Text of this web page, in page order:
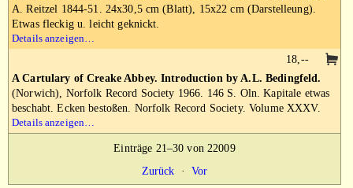
A. Reitzel 1844-51. 24x30,5 cm (Blatt), 15x22 cm (Darstelleung).
Etwas fleckig u. leicht geknickt.
Details anzeigen…
A Cartulary of Creake Abbey. Introduction by A.L. Bedingfeld.
(Norwich), Norfolk Record Society 1966. 146 S. Oln. Kapitale etwas
beschabt. Ecken bestoßen. Norfolk Record Society. Volume XXXV.
Details anzeigen…
18,--
Einträge 21–30 von 22009
Zurück
· Vor